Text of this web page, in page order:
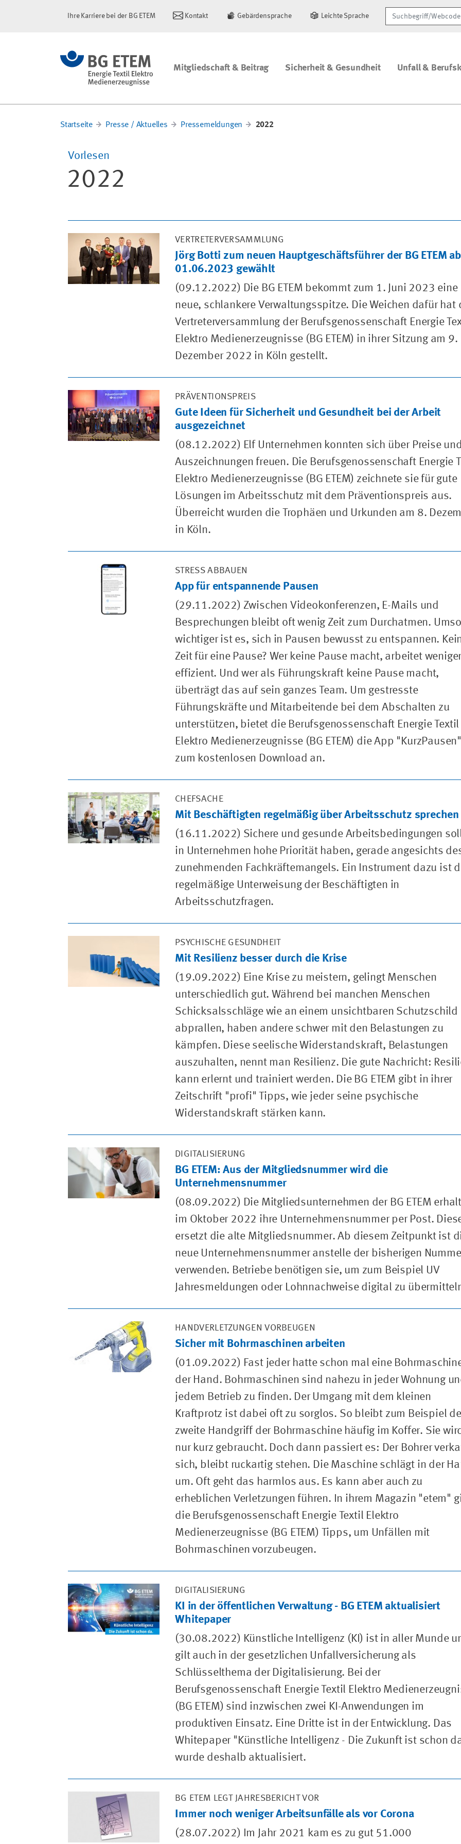
Ihre Karriere bei der BG ETEM Kontakt Gebärdensprache Leichte Sprache Suchbegriff/Webcode
Mitgliedschaft & Beitrag Sicherheit & Gesundheit Unfall &
Startseite Presse / Aktuelles Pressemeldungen 2022
Vorlesen
2022
VERTRETERVERSAMMLUNG
Jörg Botti zum neuen Hauptgeschäftsführer der BG ETEM ab
01.06.2023 gewählt
(09.12.2022) Die BG ETEM bekommt zum 1. Juni 2023 eine
neue, schlankere Verwaltungsspitze. Die Weichen dafür hat
Vertreterversammlung der Berufsgenossenschaft Energie
Elektro Medienerzeugnisse (BG ETEM) in ihrer Sitzung am 9.
Dezember 2022 in Köln gestellt.
PRÄVENTIONSPREIS
Gute Ideen für Sicherheit und Gesundheit bei der Arbeit
ausgezeichnet
(08.12.2022) Elf Unternehmen konnten sich über Preise
Auszeichnungen freuen. Die Berufsgenossenschaft Energie
Elektro Medienerzeugnisse (BG ETEM) zeichnete sie für gute
Lösungen im Arbeitsschutz mit dem Präventionspreis aus.
Überreicht wurden die Trophäen und Urkunden am 8.
in Köln.
STRESS ABBAUEN
App für entspannende Pausen
(29.11.2022) Zwischen Videokonferenzen, E-Mails und
Besprechungen bleibt oft wenig Zeit zum Durchatmen. Umso
wichtiger ist es, sich in Pausen bewusst zu entspannen.
Zeit für eine Pause? Wer keine Pause macht, arbeitet
effizient. Und wer als Führungskraft keine Pause macht,
überträgt das auf sein ganzes Team. Um gestresste
Führungskräfte und Mitarbeitende bei dem Abschalten zu
unterstützen, bietet die Berufsgenossenschaft Energie Textil
Elektro Medienerzeugnisse (BG ETEM) die App "KurzPausen"
zum kostenlosen Download an.
CHEFSACHE
Mit Beschäftigten regelmäßig über Arbeitsschutz sprechen
(16.11.2022) Sichere und gesunde Arbeitsbedingungen
in Unternehmen hohe Priorität haben, gerade angesichts
zunehmenden Fachkräftemangels. Ein Instrument dazu ist
regelmäßige Unterweisung der Beschäftigten in
Arbeitsschutzfragen.
PSYCHISCHE GESUNDHEIT
Mit Resilienz besser durch die Krise
(19.09.2022) Eine Krise zu meistern, gelingt Menschen
unterschiedlich gut. Während bei manchen Menschen
Schicksalsschläge wie an einem unsichtbaren Schutzschild
abprallen, haben andere schwer mit den Belastungen zu
kämpfen. Diese seelische Widerstandskraft, Belastungen
auszuhalten, nennt man Resilienz. Die gute Nachricht:
kann erlernt und trainiert werden. Die BG ETEM gibt in ihrer
Zeitschrift "profi" Tipps, wie jeder seine psychische
Widerstandskraft stärken kann.
DIGITALISIERUNG
BG ETEM: Aus der Mitgliedsnummer wird die
Unternehmensnummer
(08.09.2022) Die Mitgliedsunternehmen der BG ETEM
im Oktober 2022 ihre Unternehmensnummer per Post.
ersetzt die alte Mitgliedsnummer. Ab diesem Zeitpunkt ist
neue Unternehmensnummer anstelle der bisherigen
verwenden. Betriebe benötigen sie, um zum Beispiel UV
Jahresmeldungen oder Lohnnachweise digital zu
HANDVERLETZUNGEN VORBEUGEN
Sicher mit Bohrmaschinen arbeiten
(01.09.2022) Fast jeder hatte schon mal eine
der Hand. Bohrmaschinen sind nahezu in jeder Wohnung
jedem Betrieb zu finden. Der Umgang mit dem kleinen
Kraftprotz ist dabei oft zu sorglos. So bleibt zum Beispiel
zweite Handgriff der Bohrmaschine häufig im Koffer. Sie
nur kurz gebraucht. Doch dann passiert es: Der Bohrer
sich, bleibt ruckartig stehen. Die Maschine schlägt in der
um. Oft geht das harmlos aus. Es kann aber auch zu
erheblichen Verletzungen führen. In ihrem Magazin "etem"
die Berufsgenossenschaft Energie Textil Elektro
Medienerzeugnisse (BG ETEM) Tipps, um Unfällen mit
Bohrmaschinen vorzubeugen.
DIGITALISIERUNG
KI in der öffentlichen Verwaltung - BG ETEM aktualisiert
Whitepaper
(30.08.2022) Künstliche Intelligenz (KI) ist in aller Munde
gilt auch in der gesetzlichen Unfallversicherung als
Schlüsselthema der Digitalisierung. Bei der
Berufsgenossenschaft Energie Textil Elektro
(BG ETEM) sind inzwischen zwei KI-Anwendungen im
produktiven Einsatz. Eine Dritte ist in der Entwicklung. Das
Whitepaper "Künstliche Intelligenz - Die Zukunft ist schon
wurde deshalb aktualisiert.
BG ETEM LEGT JAHRESBERICHT VOR
Immer noch weniger Arbeitsunfälle als vor Corona
(28.07.2022) Im Jahr 2021 kam es zu gut 51.000